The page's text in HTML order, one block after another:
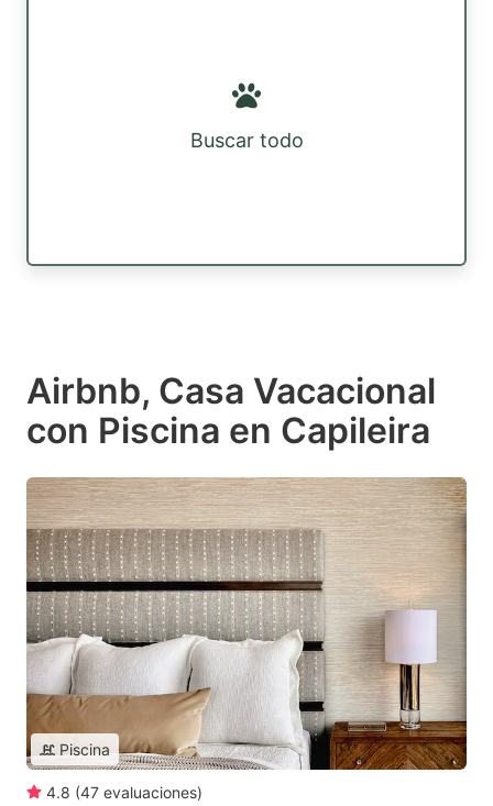
Buscar todo
Airbnb, Casa Vacacional
con Piscina en Capileira
Piscina
4.8 (47 evaluaciones)